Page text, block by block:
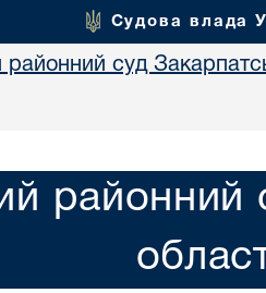
Судова влада
районний суд
районний